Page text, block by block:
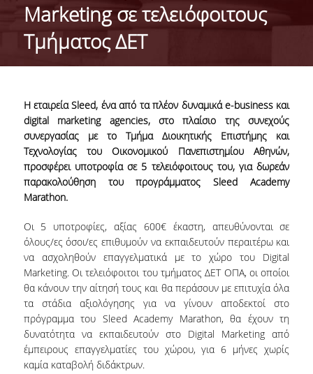
ΔΙΟΙΚΗΣΗ ΤΟΥ ΤΜΗΜΑΤΟΣ
TESTIMONIALS ΔΙΑΚΡΙΣΕΩΝ
ΕΠΑΓΓΕΛΜΑΤΙΚΕΣ ΠΡΟΟΠΤΙΚΕΣ
ΓΙΑ ΜΑΘΗΤΕΣ ΛΥΚΕΙΟΥ
ΚΡΙΤΗΡΙΑ ΚΑΙ ΔΙΑΔΙΚΑΣΙΑ ΕΠΙΛΟΓΗΣ
ΕΡΓΑΣΤΗΡΙΑΚΗ ΥΠΟΔΟΜΗ
NEWSLETTERS
TESTIMONIALS
ΒΡΑΒΕΙΑ ΕΞΑΙΡΕΤΙΚΗΣ ΕΠΙΔΟΣΗΣ ΣΤΗ
ΔΙΔΑΣΚΑΛΙΑ
Marketing σε τελειόφοιτους
Τμήματος ΔΕΤ
Η εταιρείαSleed, ένα από τα πλέον δυναμικά e-business και
digital marketing agencies, στο πλαίσιο της συνεχούς
συνεργασίας με το Τμήμα Διοικητικής Επιστήμης και
Τεχνολογίας του Οικονομικού Πανεπιστημίου Αθηνών,
προσφέρει υποτροφία σε 5 τελειόφοιτους του, για δωρεάν
παρακολούθηση του προγράμματοςSleed Academy
Marathon.
Οι 5 υποτροφίες, αξίας 600€ έκαστη, απευθύνονται σε
όλους/ες όσοι/ες επιθυμούν να εκπαιδευτούν περαιτέρω και
να ασχοληθούν επαγγελματικά με το χώρο του Digital
Marketing. Οι τελειόφοιτοι του τμήματος ΔΕΤ ΟΠΑ, οι οποίοι
θα κάνουν την αίτησή τους και θα περάσουν με επιτυχία όλα
τα στάδια αξιολόγησης για να γίνουν αποδεκτοί στο
πρόγραμμα του Sleed Academy Marathon, θα έχουν τη
δυνατότητα να εκπαιδευτούν στο Digital Marketing από
έμπειρους επαγγελματίες του χώρου, για 6 μήνες χωρίς
καμία καταβολή διδάκτρων.